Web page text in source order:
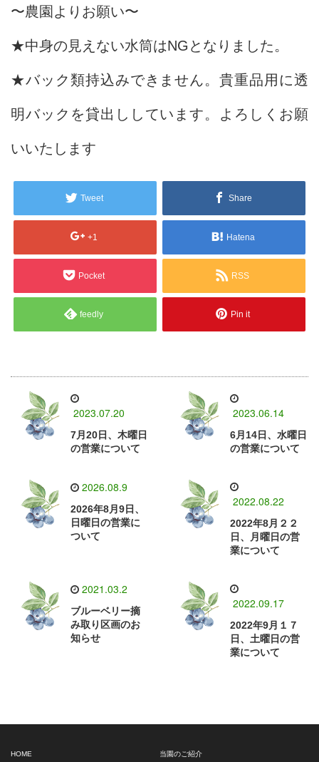
〜農園よりお願い〜
★中身の見えない水筒はNGとなりました。
★バック類持込みできません。貴重品用に透
明バックを貸出ししています。よろしくお願
いいたします
Tweet Share
+1 Hatena
Pocket RSS
feedly Pin it
2023.07.20
7月20日、木曜日
の営業について
2023.06.14
6月14日、水曜日
の営業について
2026.08.9
2026年8月9日、
日曜日の営業に
ついて
2022.08.22
2022年8月２２
日、月曜日の営
業について
2021.03.2
ブルーベリー摘
み取り区画のお
知らせ
2022.09.17
2022年9月１７
日、土曜日の営
業について
HOME 当園のご紹介